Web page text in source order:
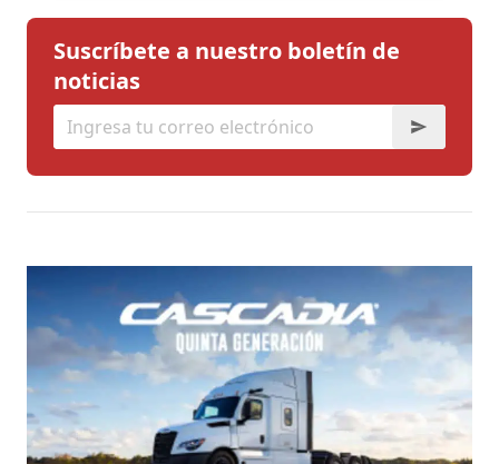
Suscríbete a nuestro boletín de
noticias